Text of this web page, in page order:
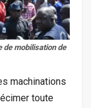
de mobilisation de
machinations
toute